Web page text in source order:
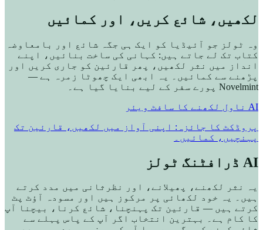
لکھیں، شائع کریں، اور کمائیں
وہ ٹولز جو آئیڈیا کو ایک ہی جگہ شائع اور بامعاوضہ
کتاب تک لے جاتے ہیں: کہانی کی ساخت بنائیں، اپنے
انداز میں نثر لکھیں، پھر قارئین کو جاری کریں اور
پڑھنے سے کمائیں۔ یہ ابھی ایک چھوٹا زمرہ ہے —
Novelmint پورے سفر کے لیے بنایا گیا ہے۔
AI ناول لکھنے کا سافٹ ویئر
پروڈکٹ کا جائزہ: اپنی آواز میں لکھیں، قارئین تک
پہنچیں، کمائیں۔
AI ڈرافٹنگ ٹولز
یہ نثر لکھنے، پھیلانے، اور نظرثانی میں مدد کرتے
ہیں۔ یہ خود لکھائی پر مرکوز ہیں اور مسودہ آؤٹ پٹ
کرتے ہیں — قارئین تک پہنچنا، شائع کرنا، بیچنا آپ
کا کام ہے۔ بہترین انتخاب اگر آپ کے پاس پہلے سے